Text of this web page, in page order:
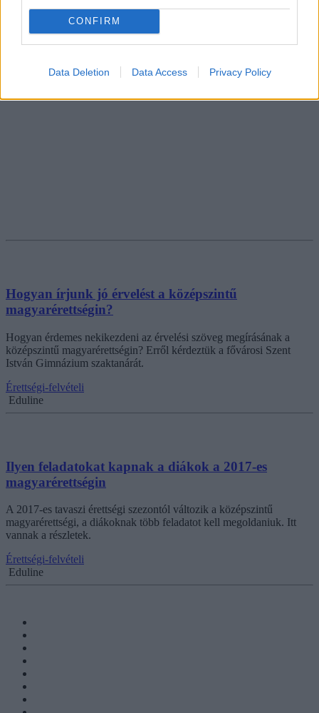
CONFIRM
Data Deletion Data Access Privacy Policy
Hogyan írjunk jó érvelést a középszintű
magyarérettségin?
Hogyan érdemes nekikezdeni az érvelési szöveg megírásának a
középszintű magyarérettségin? Erről kérdeztük a fővárosi Szent
István Gimnázium szaktanárát.
Érettségi-felvételi
Eduline
Ilyen feladatokat kapnak a diákok a 2017-es
magyarérettségin
A 2017-es tavaszi érettségi szezontól változik a középszintű
magyarérettségi, a diákoknak több feladatot kell megoldaniuk. Itt
vannak a részletek.
Érettségi-felvételi
Eduline